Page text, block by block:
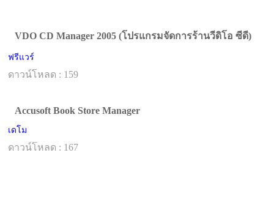
VDO CD Manager 2005 (โปรแกรมจัดการร้านวีดิโอ ซีดี)
ฟรีแวร์
ดาวน์โหลด : 159
Accusoft Book Store Manager
เดโม
ดาวน์โหลด : 167